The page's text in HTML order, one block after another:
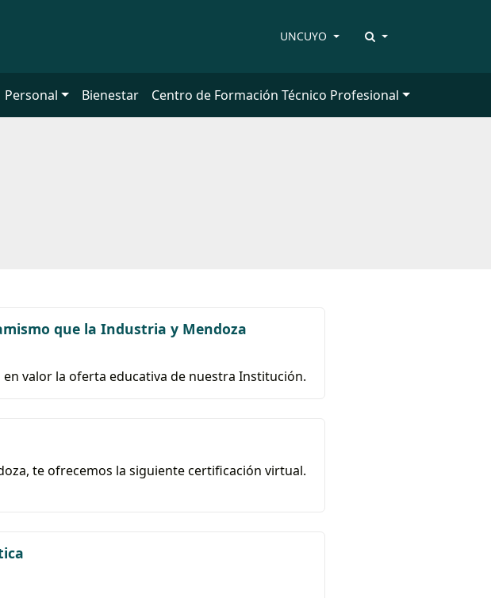
UNCUYO
Personal Bienestar Centro de Formación Técnico Profesional
que la Industria y Mendoza
valor la oferta educativa de nuestra Institución.
te ofrecemos la siguiente certificación virtual.